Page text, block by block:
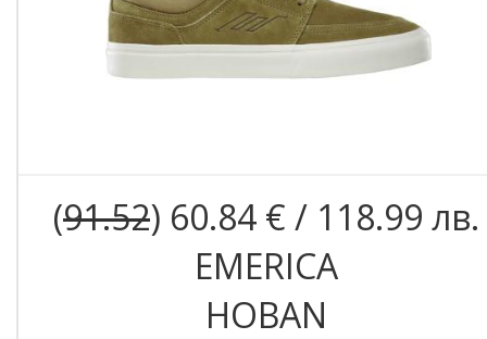
(91.52) 60.84 € / 118.99 лв.
EMERICA
HOBAN